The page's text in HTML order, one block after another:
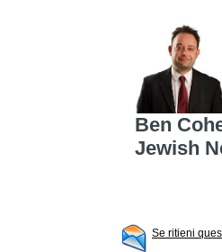
Ben
Jewish
Se ritieni